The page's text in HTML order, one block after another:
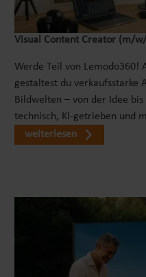
Bodenunebenheiten
Einsatzort hat einen
Arbeiten an
Arbeitsböcke gleichen
aus und halten ihre
horizontal. Die
Zahlen
schnell die passende
Die klappbaren
zusammengeklappten
99,5 x 13 x 9 cm (L x
Abmessungen lassen
problemlos
Visual Content Creator (m/
Werde Teil von Lemodo360!
gestaltest du verkaufsstarke
Bildwelten – von der Idee
technisch, KI-getrieben und
weiterlesen